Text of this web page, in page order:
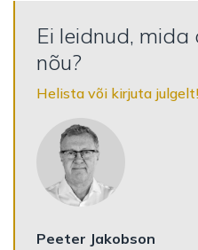
Ei leidnud,
nõu?
Helista või kirjuta julgelt!
Peeter Jakobson